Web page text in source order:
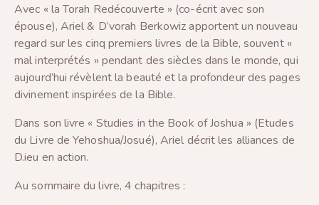
Avec « la Torah Redécouverte » (co-écrit avec son
épouse), Ariel & D’vorah Berkowiz apportent un nouveau
regard sur les cinq premiers livres de la Bible, souvent «
mal interprétés » pendant des siècles dans le monde, qui
aujourd’hui révèlent la beauté et la profondeur des pages
divinement inspirées de la Bible.
Dans son livre « Studies in the Book of Joshua » (Etudes
du Livre de Yehoshua/Josué), Ariel décrit les alliances de
D.ieu en action.
Au sommaire du livre, 4 chapitres :